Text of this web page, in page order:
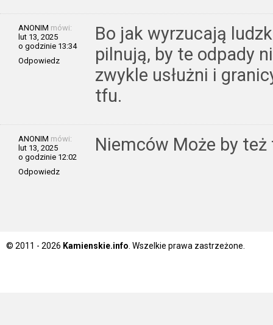
ANONIM mówi:
lut 13, 2025
o godzinie 13:34
Odpowiedz
Bo jak wyrzucają
pilnują, by te odpady
zwykle usłużni i
tfu.
ANONIM mówi:
lut 13, 2025
o godzinie 12:02
Odpowiedz
Niemców Może by też
© 2011 - 2026 Kamienskie.info . Wszelkie prawa zastrzeżone.